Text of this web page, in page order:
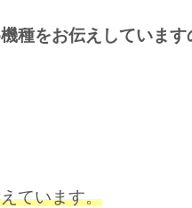
種をお伝えしています
ています。